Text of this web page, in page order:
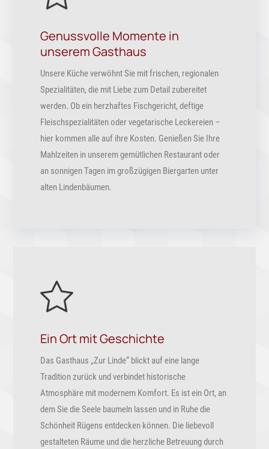
Genussvolle Momente in
unserem Gasthaus
Unsere Küche verwöhnt Sie mit frischen, regionalen
Spezialitäten, die mit Liebe zum Detail zubereitet
werden. Ob ein herzhaftes Fischgericht, deftige
Fleischspezialitäten oder vegetarische Leckereien –
hier kommen alle auf ihre Kosten. Genießen Sie Ihre
Mahlzeiten in unserem gemütlichen Restaurant oder
an sonnigen Tagen im großzügigen Biergarten unter
alten Lindenbäumen.
Ein Ort mit Geschichte
Das Gasthaus „Zur Linde“ blickt auf eine lange
Tradition zurück und verbindet historische
Atmosphäre mit modernem Komfort. Es ist ein Ort, an
dem Sie die Seele baumeln lassen und in Ruhe die
Schönheit Rügens entdecken können. Die liebevoll
gestalteten Räume und die herzliche Betreuung durch